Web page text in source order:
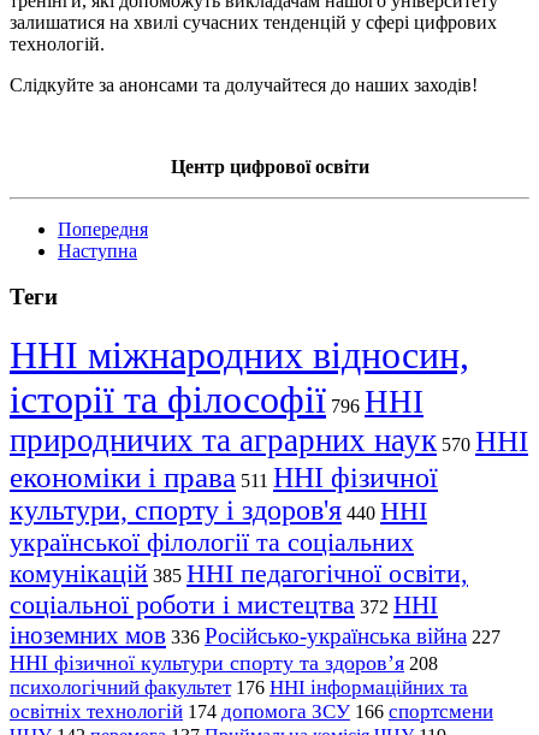
залишатися на хвилі сучасних тенденцій у сфері цифрових
технологій.
Слідкуйте за анонсами та долучайтеся до наших заходів!
Центр цифрової освіти
Попередня
Наступна
Теги
ННІ міжнародних відносин,
історії та філософії 796 ННІ
природничих та аграрних наук 570 ННІ
економіки і права 511 ННІ фізичної
культури, спорту і здоров'я 440 ННІ
української філології та соціальних
комунікацій 385 ННІ педагогічної освіти,
соціальної роботи і мистецтва 372 ННІ
іноземних мов 336 Російсько-українська війна 227
ННІ фізичної культури спорту та здоров’я 208
психологічний факультет 176 ННІ інформаційних та
освітніх технологій 174 допомога ЗСУ 166 спортсмени